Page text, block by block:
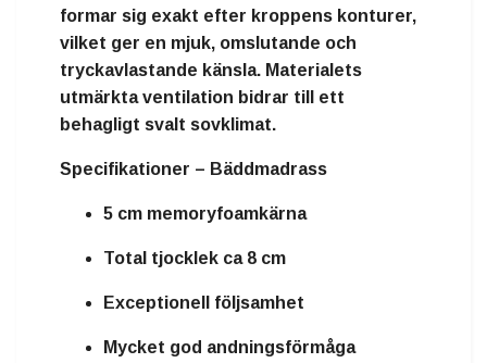
formar sig exakt efter kroppens konturer,
vilket ger en mjuk, omslutande och
tryckavlastande känsla. Materialets
utmärkta ventilation bidrar till ett
behagligt svalt sovklimat.
Specifikationer – Bäddmadrass
5 cm memoryfoamkärna
Total tjocklek ca 8 cm
Exceptionell följsamhet
Mycket god andningsförmåga